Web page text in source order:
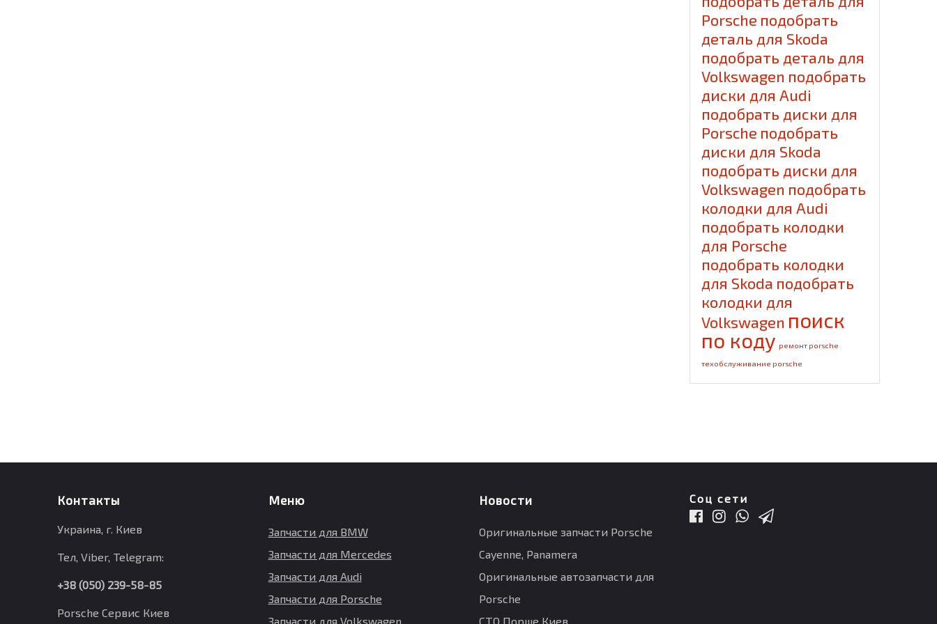
Porsche подобрать
деталь для Skoda
подобрать деталь для
Volkswagen подобрать
диски для Audi
подобрать диски для
Porsche подобрать
диски для Skoda
подобрать диски для
Volkswagen подобрать
колодки для Audi
подобрать колодки
для Porsche
подобрать колодки
для Skoda подобрать
колодки для
Volkswagen поиск
по коду ремонт porsche
техобслуживание porsche
Контакты
Украина, г. Киев
Тел, Viber, Telegram:
+38 (050) 239-58-85
Porsche Сервис Киев
Меню
Запчасти для BMW
Запчасти для Mercedes
Запчасти для Audi
Запчасти для Porsche
Запчасти для Volkswagen
Новости
Оригинальные запчасти Porsche
Cayenne, Panamera
Оригинальные автозапчасти для
Porsche
СТО Порше Киев
Соц сети